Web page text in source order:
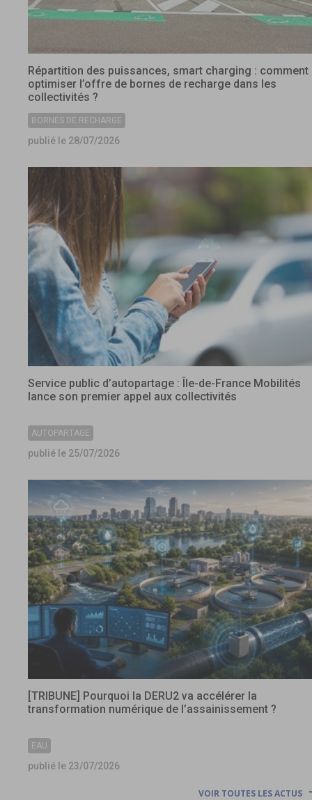
Répartition des puissances, smart charging : comment
optimiser l’offre de bornes de recharge dans les
collectivités ?
BORNES DE RECHARGE
publié le 28/07/2026
Service public d’autopartage : Île-de-France Mobilités
lance son premier appel aux collectivités
AUTOPARTAGE
publié le 25/07/2026
[TRIBUNE] Pourquoi la DERU2 va accélérer la
transformation numérique de l’assainissement ?
EAU
publié le 23/07/2026
VOIR TOUTES LES ACTUS